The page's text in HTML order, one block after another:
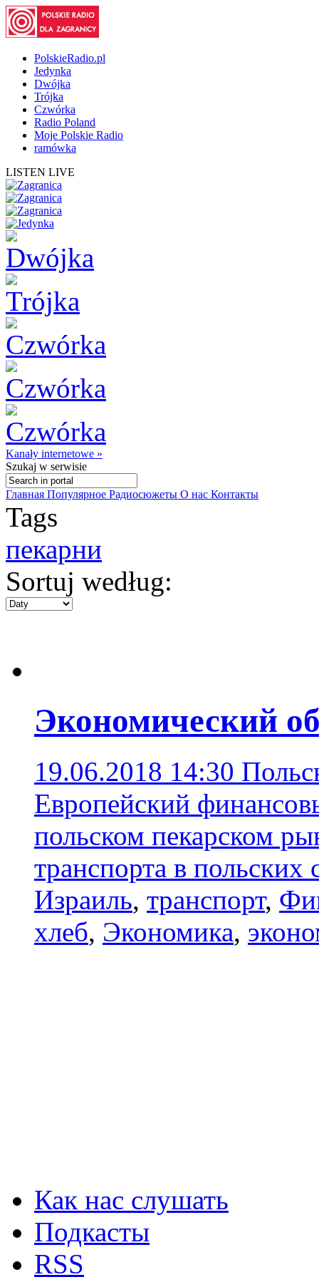
PolskieRadio.pl
Jedynka
Dwójka
Trójka
Czwórka
Radio Poland
Moje Polskie Radio
ramówka
LISTEN LIVE
Kanały internetowe »
Szukaj w serwisie
Главная Популярное Радиосюжеты О нас Контакты
Tags
пекарни
Sortuj według:
Экономический
19.06.2018 14:30
Европейский
польском пекарском
транспорта в польских
Израиль, транспорт,
хлеб, Экономика,
Как нас слушать
Подкасты
RSS